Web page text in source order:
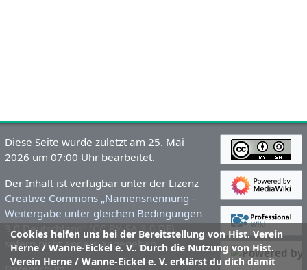
Cookies helfen uns bei der Bereitstellung von Hist. Verein
Herne / Wanne-Eickel e. V.. Durch die Nutzung von Hist.
Verein Herne / Wanne-Eickel e. V. erklärst du dich damit
Diese Seite wurde zuletzt am 25. Mai
2026 um 07:00 Uhr bearbeitet.
Der Inhalt ist verfügbar unter der Lizenz
Creative Commons „Namensnennung -
Weitergabe unter gleichen Bedingungen
3.0 Deutschland“ (CC BY-SA 3.0 DE)
sofern nicht anders angegeben.